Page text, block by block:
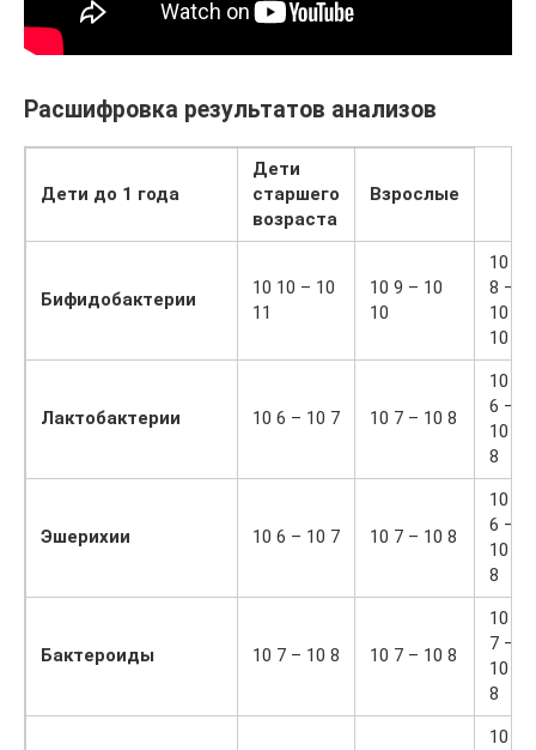
Расшифровка результатов анализов
Дети до 1 года
Дети
старшего
возраста
Взрослые
Бифидобактерии
10 10 – 10
11
10 9 – 10
10
10
8 –
10
10
Лактобактерии 10 6 – 10 7 10 7 – 10 8
10
6 –
10
8
Эшерихии 10 6 – 10 7 10 7 – 10 8
10
6 –
10
8
Бактероиды 10 7 – 10 8 10 7 – 10 8
10
7 –
10
8
10